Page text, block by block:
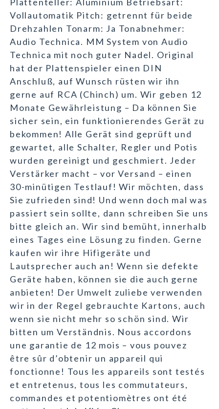
Vollautomatik Pitch: getrennt für beide
Drehzahlen Tonarm: Ja Tonabnehmer:
Audio Technica. MM System von Audio
Technica mit noch guter Nadel. Original
hat der Plattenspieler einen DIN
Anschluß, auf Wunsch rüsten wir ihn
gerne auf RCA (Chinch) um. Wir geben 12
Monate Gewährleistung – Da können Sie
sicher sein, ein funktionierendes Gerät zu
bekommen! Alle Gerät sind geprüft und
gewartet, alle Schalter, Regler und Potis
wurden gereinigt und geschmiert. Jeder
Verstärker macht – vor Versand – einen
30-minütigen Testlauf! Wir möchten, dass
Sie zufrieden sind! Und wenn doch mal was
passiert sein sollte, dann schreiben Sie uns
bitte gleich an. Wir sind bemüht, innerhalb
eines Tages eine Lösung zu finden. Gerne
kaufen wir ihre Hifigeräte und
Lautsprecher auch an! Wenn sie defekte
Geräte haben, können sie die auch gerne
anbieten! Der Umwelt zuliebe verwenden
wir in der Regel gebrauchte Kartons, auch
wenn sie nicht mehr so schön sind. Wir
bitten um Verständnis. Nous accordons
une garantie de 12 mois – vous pouvez
être sûr d’obtenir un appareil qui
fonctionne! Tous les appareils sont testés
et entretenus, tous les commutateurs,
commandes et potentiomètres ont été